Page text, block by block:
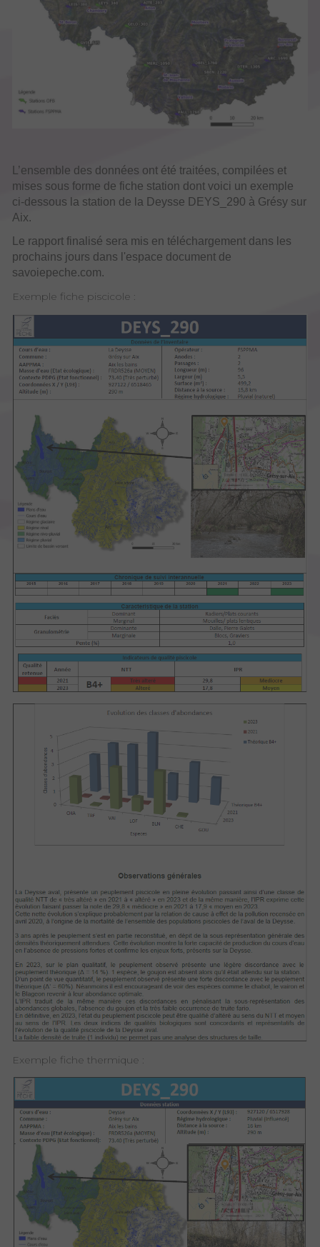
L’ensemble des données ont été traitées, compilées et
mises sous forme de fiche station dont voici un exemple
ci-dessous la station de la Deysse DEYS_290 à Grésy sur
Aix.
Le rapport finalisé sera mis en téléchargement dans les
prochains jours dans l'espace document de
savoiepeche.com.
Exemple fiche piscicole :
Exemple fiche thermique :